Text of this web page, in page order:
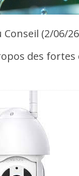
Conseil (2/06/
des